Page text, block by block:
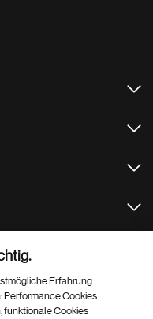
Erfahrung
Performance Cookies
funktionale Cookies